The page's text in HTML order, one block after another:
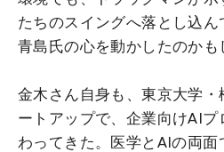
たちのスイングへ落とし込
青島氏の心を動かしたのかも
金木さん自身も、東京大学・
ートアップで、企業向けAI
わってきた。医学とAIの両